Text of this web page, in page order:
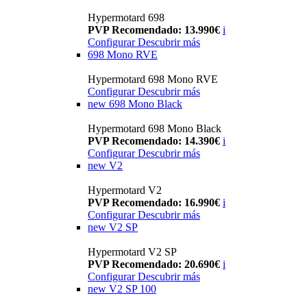
Hypermotard 698
PVP Recomendado: 13.990€ i
ConfigurarDescubrir más
698 Mono RVE
Hypermotard 698 Mono RVE
Configurar Descubrir más
new 698 Mono Black
Hypermotard 698 Mono Black
PVP Recomendado: 14.390€ i
Configurar Descubrir más
new V2
Hypermotard V2
PVP Recomendado: 16.990€ i
Configurar Descubrir más
new V2 SP
Hypermotard V2 SP
PVP Recomendado: 20.690€ i
Configurar Descubrir más
new V2 SP 100